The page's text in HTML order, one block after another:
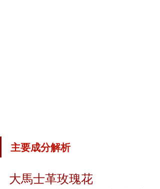
主要成分解析
大馬士革玫瑰花